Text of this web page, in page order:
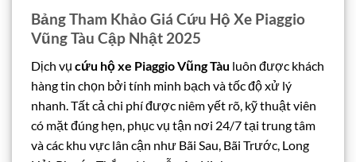
Bảng Tham Khảo Giá Cứu Hộ Xe Piaggio
Vũng Tàu Cập Nhật 2025
Dịch vụ cứu hộ xe Piaggio Vũng Tàu luôn được khách
hàng tin chọn bởi tính minh bạch và tốc độ xử lý
nhanh. Tất cả chi phí được niêm yết rõ, kỹ thuật viên
có mặt đúng hẹn, phục vụ tận nơi 24/7 tại trung tâm
và các khu vực lân cận như Bãi Sau, Bãi Trước, Long